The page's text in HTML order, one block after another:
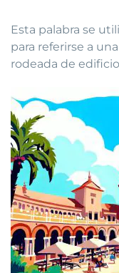
Esta palabra se
para referirse a
rodeada de